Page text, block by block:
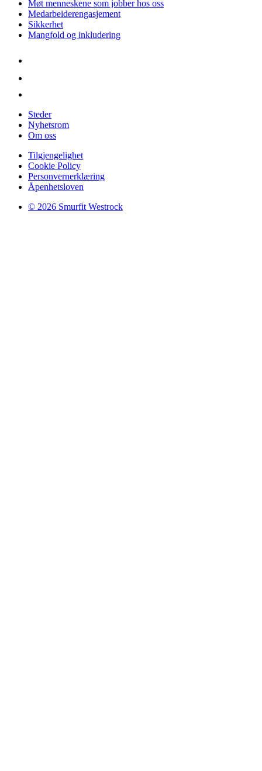
Møt menneskene som jobber hos oss
Medarbeiderengasjement
Sikkerhet
Mangfold og inkludering
Steder
Nyhetsrom
Om oss
Tilgjengelighet
Cookie Policy
Personvernerklæring
Åpenhetsloven
© 2026 Smurfit Westrock